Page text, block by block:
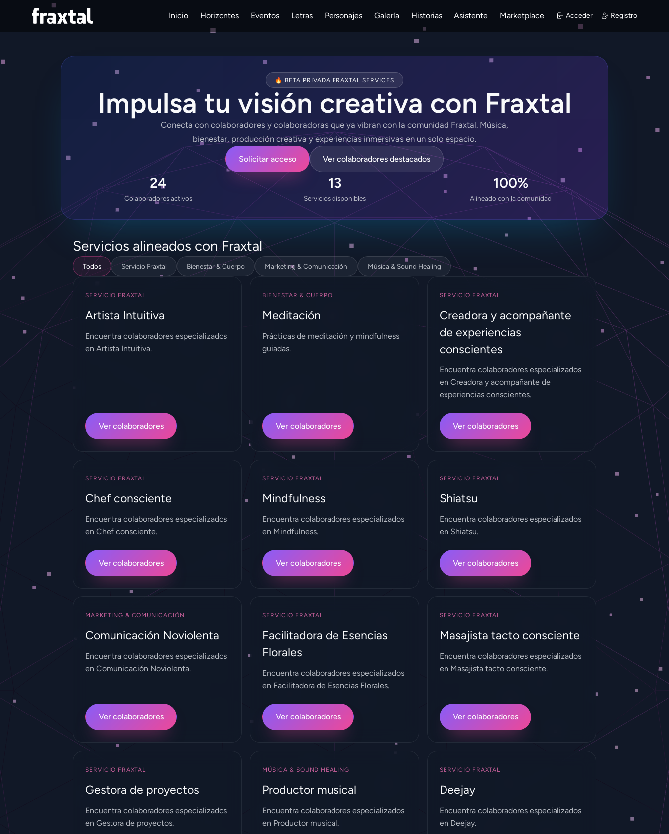
Inicio Horizontes Eventos Letras Personajes Galería Historias Asistente Marketplace Acceder Registro
🔥 BETA PRIVADA FRAXTAL SERVICES
Impulsa tu visión creativa con Fraxtal
Conecta con colaboradores y colaboradoras que ya vibran con la comunidad Fraxtal. Música,
bienestar, producción creativa y experiencias inmersivas en un solo espacio.
Solicitar acceso Ver colaboradores destacados
24
Colaboradores activos
13
Servicios disponibles
100%
Alineado con la comunidad
Servicios alineados con Fraxtal
Todos Servicio Fraxtal Bienestar & Cuerpo Marketing & Comunicación Música & Sound Healing
SERVICIO FRAXTAL
Artista Intuitiva
Encuentra colaboradores especializados
en Artista Intuitiva.
Ver colaboradores
BIENESTAR & CUERPO
Meditación
Prácticas de meditación y mindfulness
guiadas.
Ver colaboradores
SERVICIO FRAXTAL
Creadora y acompañante
de experiencias
conscientes
Encuentra colaboradores especializados
en Creadora y acompañante de
experiencias conscientes.
Ver colaboradores
SERVICIO FRAXTAL
Chef consciente
Encuentra colaboradores especializados
en Chef consciente.
Ver colaboradores
SERVICIO FRAXTAL
Mindfulness
Encuentra colaboradores especializados
en Mindfulness.
Ver colaboradores
SERVICIO FRAXTAL
Shiatsu
Encuentra colaboradores especializados
en Shiatsu.
Ver colaboradores
MARKETING & COMUNICACIÓN
Comunicación Noviolenta
Encuentra colaboradores especializados
en Comunicación Noviolenta.
Ver colaboradores
SERVICIO FRAXTAL
Facilitadora de Esencias
Florales
Encuentra colaboradores especializados
en Facilitadora de Esencias Florales.
Ver colaboradores
SERVICIO FRAXTAL
Masajista tacto consciente
Encuentra colaboradores especializados
en Masajista tacto consciente.
Ver colaboradores
SERVICIO FRAXTAL
Gestora de proyectos
Encuentra colaboradores especializados
en Gestora de proyectos.
MÚSICA & SOUND HEALING
Productor musical
Encuentra colaboradores especializados
en Productor musical.
SERVICIO FRAXTAL
Deejay
Encuentra colaboradores especializados
en Deejay.
Iniciar Sesión
Crear Cuenta Gratis